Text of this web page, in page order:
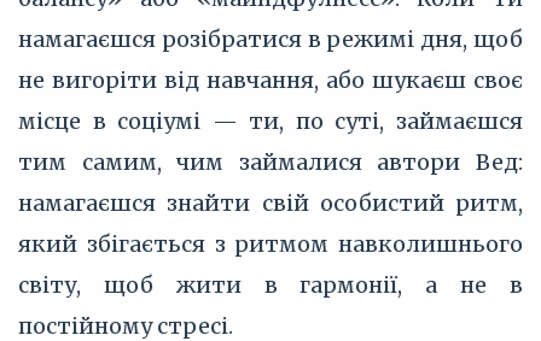
намагаєшся розібратися в режимі дня, щоб
не вигоріти від навчання, або шукаєш своє
місце в соціумі — ти, по суті, займаєшся
тим самим, чим займалися автори Вед:
намагаєшся знайти свій особистий ритм,
який збігається з ритмом навколишнього
світу, щоб жити в гармонії, а не в
постійному стресі.